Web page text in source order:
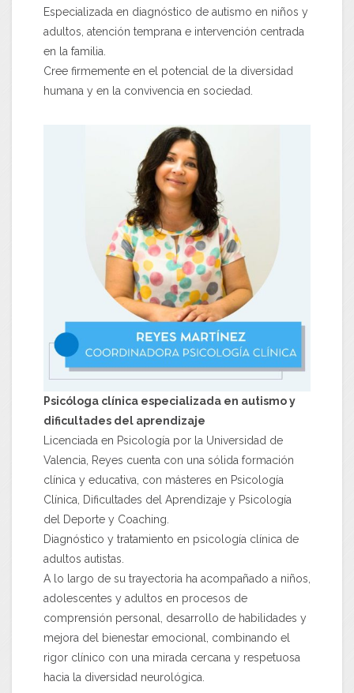
Especializada en diagnóstico de autismo en niños y
adultos, atención temprana e intervención centrada
en la familia.
Cree firmemente en el potencial de la diversidad
humana y en la convivencia en sociedad.
Psicóloga clínica especializada en autismo y
dificultades del aprendizaje
Licenciada en Psicología por la Universidad de
Valencia, Reyes cuenta con una sólida formación
clínica y educativa, con másteres en Psicología
Clínica, Dificultades del Aprendizaje y Psicología
del Deporte y Coaching.
Diagnóstico y tratamiento en psicología clínica de
adultos autistas.
A lo largo de su trayectoria ha acompañado a niños,
adolescentes y adultos en procesos de
comprensión personal, desarrollo de habilidades y
mejora del bienestar emocional, combinando el
rigor clínico con una mirada cercana y respetuosa
hacia la diversidad neurológica.